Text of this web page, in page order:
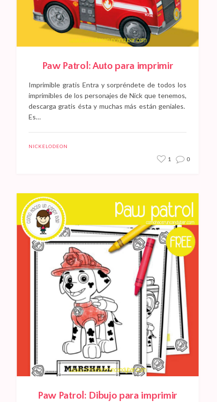
Paw Patrol: Auto para imprimir
Imprimible gratis Entra y sorpréndete de todos los
imprimibles de los personajes de Nick que tenemos,
descarga gratis ésta y muchas más están geniales.
Es…
NICKELODEON
1 0
Paw Patrol: Dibujo para imprimir